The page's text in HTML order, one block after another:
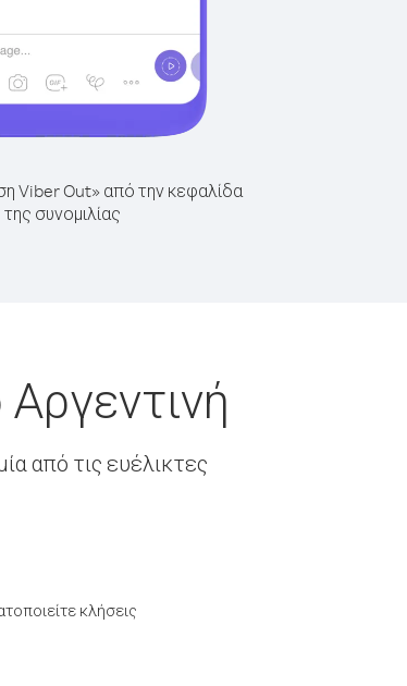
Viber Out» από την κεφαλίδα
της συνομιλίας
από τις ευέλικτες
κλήσεις